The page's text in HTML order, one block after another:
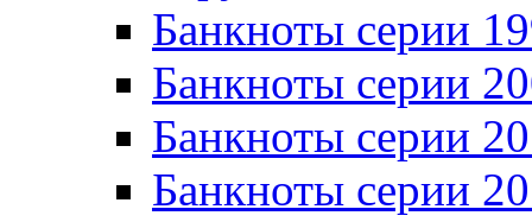
Банкноты серии
Банкноты серии
Банкноты серии
Банкноты серии